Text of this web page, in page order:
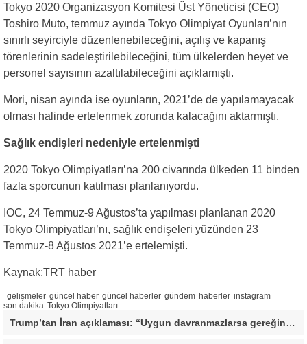
Tokyo 2020 Organizasyon Komitesi Üst Yöneticisi (CEO)
Toshiro Muto, temmuz ayında Tokyo Olimpiyat Oyunları’nın
sınırlı seyirciyle düzenlenebileceğini, açılış ve kapanış
törenlerinin sadeleştirilebileceğini, tüm ülkelerden heyet ve
personel sayısının azaltılabileceğini açıklamıştı.
Mori, nisan ayında ise oyunların, 2021’de de yapılamayacak
olması halinde ertelenmek zorunda kalacağını aktarmıştı.
Sağlık endişleri nedeniyle ertelenmişti
2020 Tokyo Olimpiyatları’na 200 civarında ülkeden 11 binden
fazla sporcunun katılması planlanıyordu.
IOC, 24 Temmuz-9 Ağustos’ta yapılması planlanan 2020
Tokyo Olimpiyatları’nı, sağlık endişeleri yüzünden 23
Temmuz-8 Ağustos 2021’e ertelemişti.
Kaynak:TRT haber
gelişmeler güncel haber güncel haberler gündem haberler instagram
son dakika Tokyo Olimpiyatları